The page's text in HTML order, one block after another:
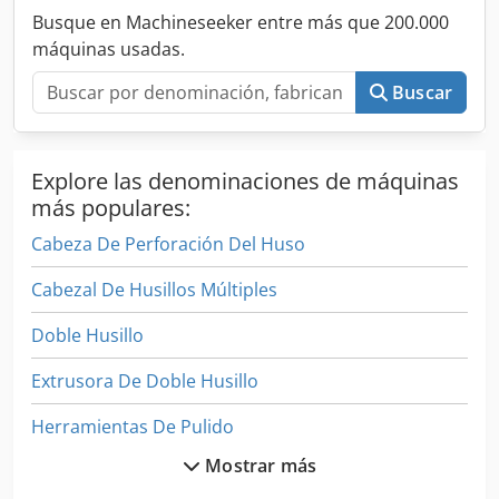
Busque en Machineseeker entre más que 200.000
máquinas usadas.
Buscar
Explore las denominaciones de máquinas
más populares:
Cabeza De Perforación Del Huso
Cabezal De Husillos Múltiples
Doble Husillo
Extrusora De Doble Husillo
Herramientas De Pulido
Husillo Alta FecuenciaMostrar más